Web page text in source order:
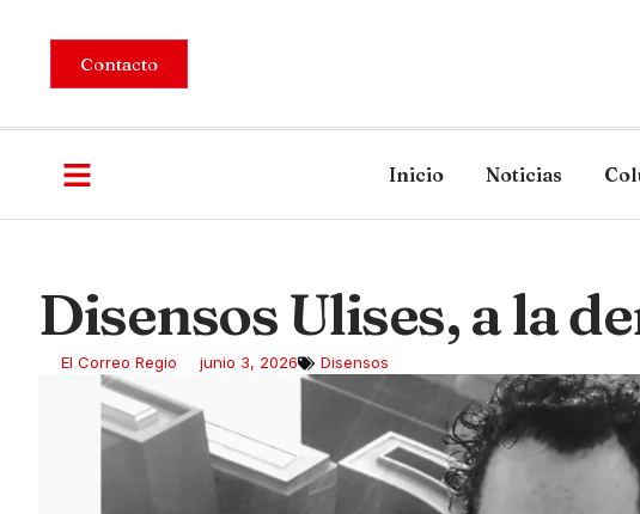
Contacto
Inicio Noticias
Disensos Ulises, a la
El Correo Regio junio 3, 2026 Disensos